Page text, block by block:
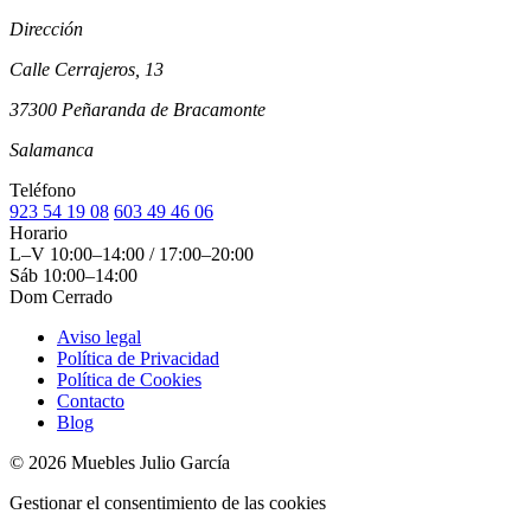
Dirección
Calle Cerrajeros, 13
37300 Peñaranda de Bracamonte
Salamanca
Teléfono
923 54 19 08 603 49 46 06
Horario
L–V 10:00–14:00 / 17:00–20:00
Sáb 10:00–14:00
Dom Cerrado
Aviso legal
Política de Privacidad
Política de Cookies
Contacto
Blog
© 2026 Muebles Julio García
Gestionar el consentimiento de las cookies